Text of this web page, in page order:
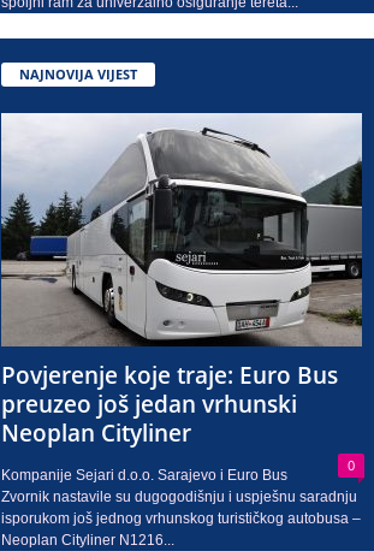
NAJNOVIJA VIJEST
Povjerenje koje traje: Euro Bus
preuzeo još jedan vrhunski
Neoplan Cityliner
0
Kompanije Sejari d.o.o. Sarajevo i Euro Bus
Zvornik nastavile su dugogodišnju i uspješnu saradnju
isporukom još jednog vrhunskog turističkog autobusa –
Neoplan Cityliner N1216...